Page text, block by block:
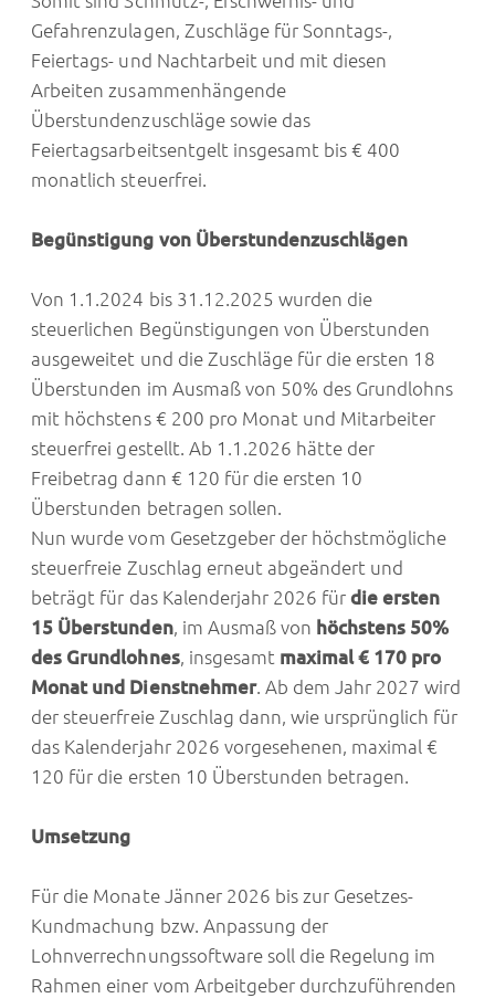
Gefahrenzulagen, Zuschläge für Sonntags-,
Feiertags- und Nachtarbeit und mit diesen
Arbeiten zusammenhängende
Überstundenzuschläge sowie das
Feiertagsarbeitsentgelt insgesamt bis € 400
monatlich steuerfrei.
Begünstigung von Überstundenzuschlägen
Von 1.1.2024 bis 31.12.2025 wurden die
steuerlichen Begünstigungen von Überstunden
ausgeweitet und die Zuschläge für die ersten 18
Überstunden im Ausmaß von 50% des Grundlohns
mit höchstens € 200 pro Monat und Mitarbeiter
steuerfrei gestellt. Ab 1.1.2026 hätte der
Freibetrag dann € 120 für die ersten 10
Überstunden betragen sollen.
Nun wurde vom Gesetzgeber der höchstmögliche
steuerfreie Zuschlag erneut abgeändert und
beträgt für das Kalenderjahr 2026 fürdie ersten
15 Überstunden, im Ausmaß von höchstens 50%
des Grundlohnes, insgesamt maximal € 170 pro
Monat und Dienstnehmer. Ab dem Jahr 2027 wird
der steuerfreie Zuschlag dann, wie ursprünglich für
das Kalenderjahr 2026 vorgesehenen, maximal €
120 für die ersten 10 Überstunden betragen.
Umsetzung
Für die Monate Jänner 2026 bis zur Gesetzes-
Kundmachung bzw. Anpassung der
Lohnverrechnungssoftware soll die Regelung im
Rahmen einer vom Arbeitgeber durchzuführenden